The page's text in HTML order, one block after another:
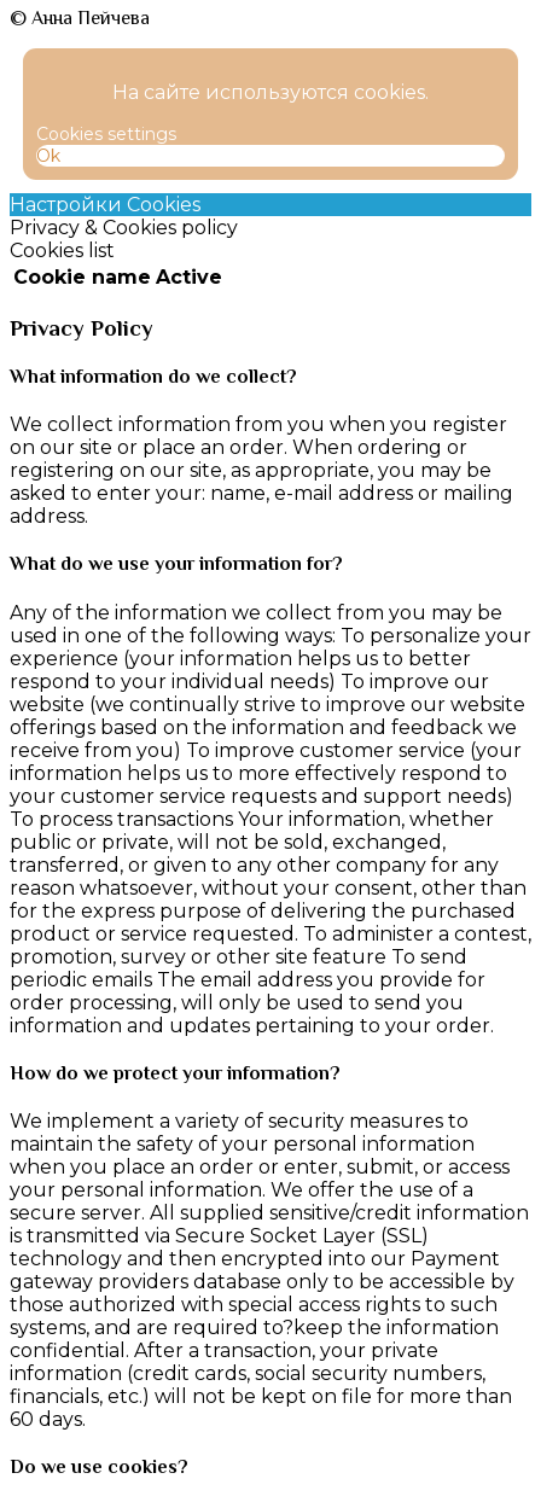
© Анна Пейчева
На сайте используются cookies.
Cookies settings
Ok
Настройки Cookies
Privacy & Cookies policy
Cookies list
Cookie name Active
Privacy Policy
What information do we collect?
We collect information from you when you register
on our site or place an order. When ordering or
registering on our site, as appropriate, you may be
asked to enter your: name, e-mail address or mailing
address.
What do we use your information for?
Any of the information we collect from you may be
used in one of the following ways: To personalize your
experience (your information helps us to better
respond to your individual needs) To improve our
website (we continually strive to improve our website
offerings based on the information and feedback we
receive from you) To improve customer service (your
information helps us to more effectively respond to
your customer service requests and support needs)
To process transactions Your information, whether
public or private, will not be sold, exchanged,
transferred, or given to any other company for any
reason whatsoever, without your consent, other than
for the express purpose of delivering the purchased
product or service requested. To administer a contest,
promotion, survey or other site feature To send
periodic emails The email address you provide for
order processing, will only be used to send you
information and updates pertaining to your order.
How do we protect your information?
We implement a variety of security measures to
maintain the safety of your personal information
when you place an order or enter, submit, or access
your personal information. We offer the use of a
secure server. All supplied sensitive/credit information
is transmitted via Secure Socket Layer (SSL)
technology and then encrypted into our Payment
gateway providers database only to be accessible by
those authorized with special access rights to such
systems, and are required to?keep the information
confidential. After a transaction, your private
information (credit cards, social security numbers,
financials, etc.) will not be kept on file for more than
60 days.
Do we use cookies?